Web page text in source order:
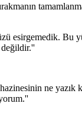
esirgemedik. Bu
değildir.''
ne